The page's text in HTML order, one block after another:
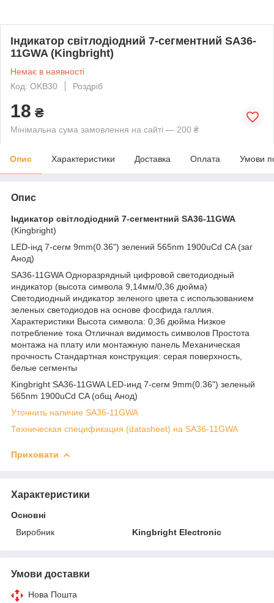
Індикатор світлодіодний 7-сегментний SA36-
11GWA (Kingbright)
Немає в наявності
Код: OKB30
Роздріб
18 ₴
Мінімальна сума замовлення на сайті — 200 ₴
Опис Характеристики Доставка Оплата Умови
Опис
Індикатор світлодіодний 7-сегментний SA36-11GWA
(Kingbright)
LED-інд 7-сегм 9mm(0.36") зелений 565nm 1900uCd CA (заг
Анод)
SA36-11GWA Одноразрядный цифровой светодиодный
индикатор (высота символа 9,14мм/0,36 дюйма)
Светодиодный индикатор зеленого цвета с использованием
зеленых светодиодов на основе фосфида галлия.
Характеристики Высота символа: 0,36 дюйма Низкое
потребление тока Отличная видимость символов Простота
монтажа на плату или монтажную панель Механическая
прочность Стандартная конструкция: серая поверхность,
белые сегменты
Kingbright SA36-11GWA LED-инд 7-сегм 9mm(0.36") зеленый
565nm 1900uCd CA (общ Анод)
Уточнить наличие SA36-11GWA
Техническая спецификация (datasheet) на SA36-11GWA
Приховати
Характеристики
Основні
Виробник
Kingbright Electronic
Умови доставки
Нова Пошта